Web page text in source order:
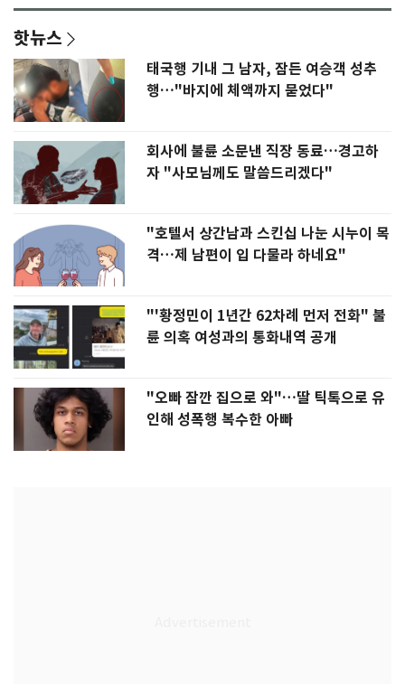
핫뉴스
태국행 기내 그 남자, 잠든 여승객 성추
행…"바지에 체액까지 묻었다"
회사에 불륜 소문낸 직장 동료…경고하
자 "사모님께도 말씀드리겠다"
"호텔서 상간남과 스킨십 나눈 시누이 목
격…제 남편이 입 다물라 하네요"
"'황정민이 1년간 62차례 먼저 전화" 불
륜 의혹 여성과의 통화내역 공개
"오빠 잠깐 집으로 와"…딸 틱톡으로 유
인해 성폭행 복수한 아빠